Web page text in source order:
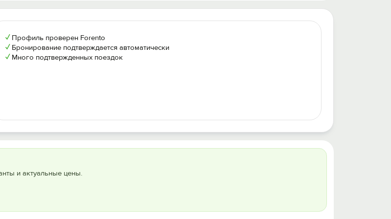
✓ Профиль проверен Forento
✓ Бронирование подтверждается автоматически
✓ Много подтвержденных поездок
и актуальные цены.